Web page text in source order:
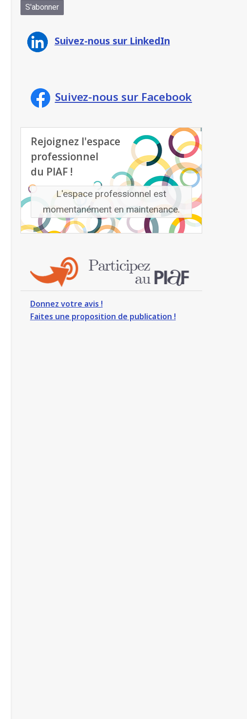
Suivez-nous sur LinkedIn
Suivez-nous sur Facebook
Rejoignez l'espace
professionnel
du PIAF !
L'espace professionnel est
momentanément en maintenance.
Donnez votre avis !
Faites une proposition de publication !